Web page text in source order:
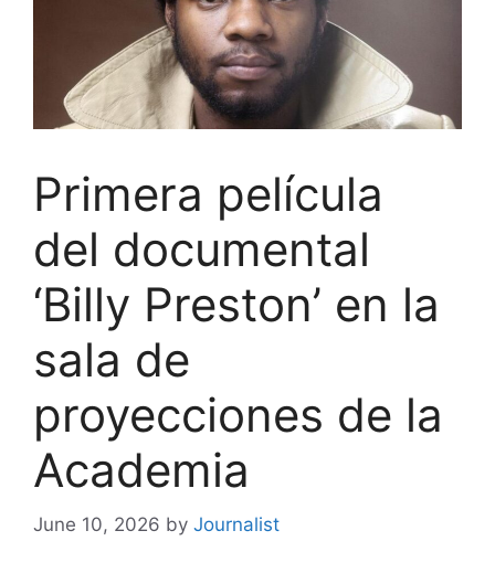
Primera película
del documental
‘Billy Preston’ en la
sala de
proyecciones de la
Academia
June 10, 2026 by Journalist